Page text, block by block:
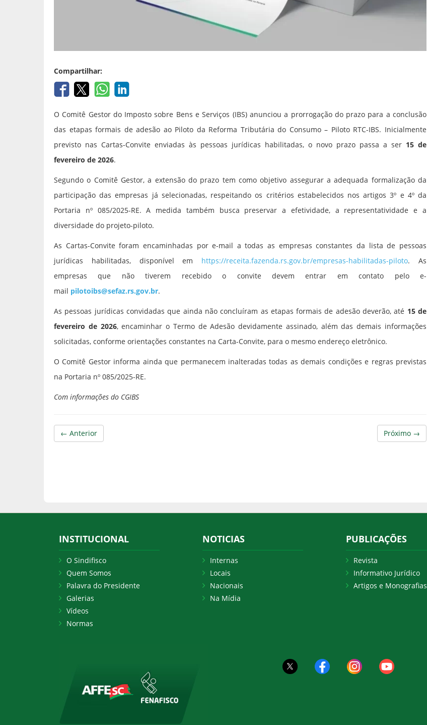
Compartilhar:
O Comitê Gestor do Imposto sobre Bens e Serviços (IBS) anunciou a prorrogação do prazo para a conclusão
das etapas formais de adesão ao Piloto da Reforma Tributária do Consumo – Piloto RTC-IBS. Inicialmente
previsto nas Cartas-Convite enviadas às pessoas jurídicas habilitadas, o novo prazo passa a ser 15 de
fevereiro de 2026.
Segundo o Comitê Gestor, a extensão do prazo tem como objetivo assegurar a adequada formalização da
participação das empresas já selecionadas, respeitando os critérios estabelecidos nos artigos 3º e 4º da
Portaria nº 085/2025-RE. A medida também busca preservar a efetividade, a representatividade e a
diversidade do projeto-piloto.
As Cartas-Convite foram encaminhadas por e-mail a todas as empresas constantes da lista de pessoas
jurídicas habilitadas, disponível em https://receita.fazenda.rs.gov.br/empresas-habilitadas-piloto. As
empresas que não tiverem recebido o convite devem entrar em contato pelo e-
mail pilotoibs@sefaz.rs.gov.br.
As pessoas jurídicas convidadas que ainda não concluíram as etapas formais de adesão deverão, até 15 de
fevereiro de 2026, encaminhar o Termo de Adesão devidamente assinado, além das demais informações
solicitadas, conforme orientações constantes na Carta-Convite, para o mesmo endereço eletrônico.
O Comitê Gestor informa ainda que permanecem inalteradas todas as demais condições e regras previstas
na Portaria nº 085/2025-RE.
Com informações do CGIBS
Próximo →
← Anterior
INSTITUCIONAL
O Sindifisco
Quem Somos
Palavra do Presidente
Galerias
Vídeos
Normas
NOTICIAS
Internas
Locais
Nacionais
Na Mídia
PUBLICAÇÕES
Revista
Informativo Jurídico
Artigos e Monografias